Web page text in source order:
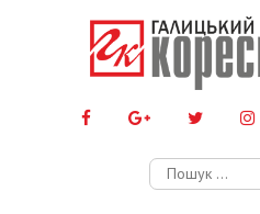
Пошук: